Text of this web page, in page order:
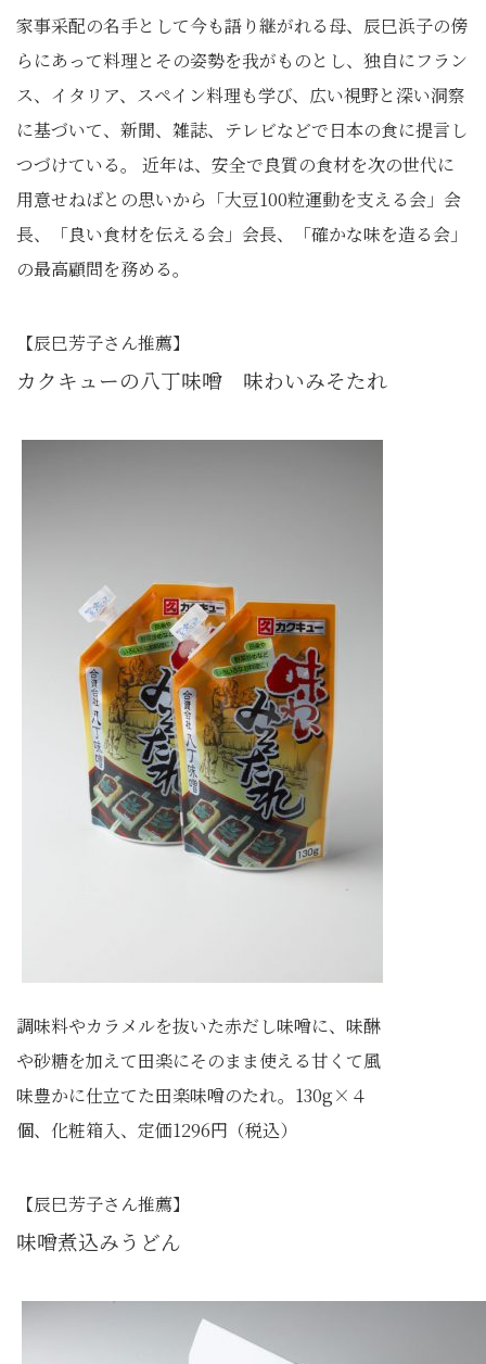
家事采配の名手として今も語り継がれる母、辰巳浜子の傍
らにあって料理とその姿勢を我がものとし、独自にフラン
ス、イタリア、スペイン料理も学び、広い視野と深い洞察
に基づいて、新聞、雑誌、テレビなどで日本の食に提言し
つづけている。 近年は、安全で良質の食材を次の世代に
用意せねばとの思いから「大豆100粒運動を支える会」会
長、「良い食材を伝える会」会長、「確かな味を造る会」
の最高顧問を務める。
【辰巳芳子さん推薦】
カクキューの八丁味噌 味わいみそたれ
調味料やカラメルを抜いた赤だし味噌に、味醂
や砂糖を加えて田楽にそのまま使える甘くて風
味豊かに仕立てた田楽味噌のたれ。130g×４
個、化粧箱入、定価1296円（税込）
【辰巳芳子さん推薦】
味噌煮込みうどん